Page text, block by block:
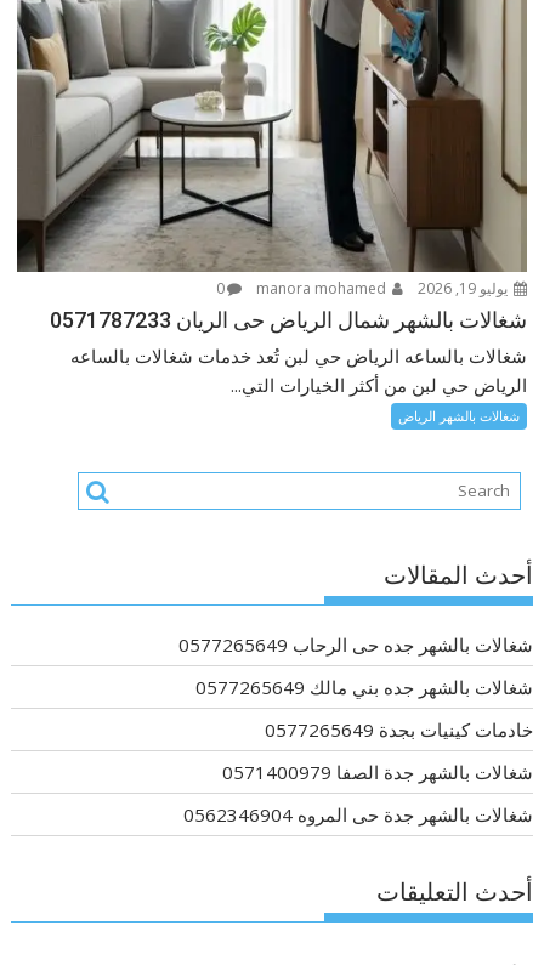
يوليو 19, 2026 0
شغالات بالشهر شمال الرياض حى الريان 0571787233
شغالات بالساعه الرياض حي لبن تُعد خدمات شغالات بالساعه
الرياض حي لبن من أكثر الخيارات التي...
شغالات بالشهر الرياض
أحدث المقالات
شغالات بالشهر جده حى الرحاب 0577265649
شغالات بالشهر جده بني مالك 0577265649
خادمات كينيات بجدة 0577265649
شغالات بالشهر جدة الصفا 0571400979
شغالات بالشهر جدة حى المروه 0562346904
أحدث التعليقات